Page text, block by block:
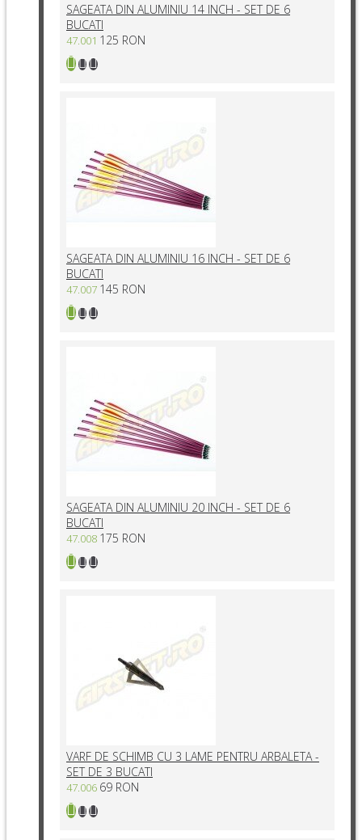
SAGEATA DIN ALUMINIU 14 INCH - SET DE 6
BUCATI
47.001 125 RON
SAGEATA DIN ALUMINIU 16 INCH - SET DE 6
BUCATI
47.007 145 RON
SAGEATA DIN ALUMINIU 20 INCH - SET DE 6
BUCATI
47.008 175 RON
VARF DE SCHIMB CU 3 LAME PENTRU ARBALETA -
SET DE 3 BUCATI
47.006 69 RON